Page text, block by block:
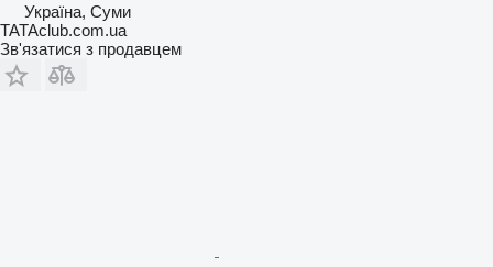
Україна, Суми
TATAclub.com.ua
Зв'язатися з продавцем